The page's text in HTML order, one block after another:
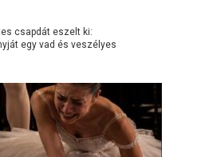
csapdát eszelt ki:
egy vad és veszélyes